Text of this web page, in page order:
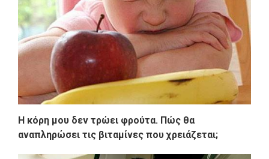
Η κόρη μου δεν τρώει φρούτα. Πώς θα
αναπληρώσει τις βιταμίνες που χρειάζεται;